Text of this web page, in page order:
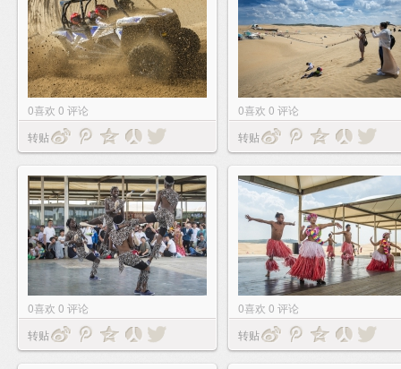
0喜欢 0 评论
转贴
0喜欢 0 评论
转贴
0喜欢 0 评论
转贴
0喜欢 0 评论
转贴